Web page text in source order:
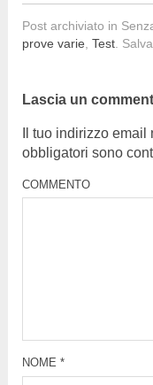
Post archiviato in
prove varie Test.
Lascia un
Il tuo indirizzo
obbligatori sono
COMMENTO
NOME *